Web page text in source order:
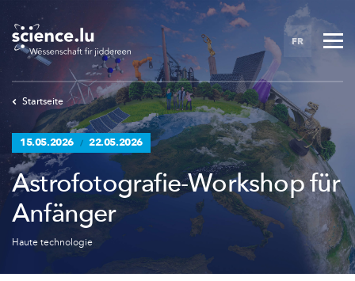
to
main
content
FR
Startseite
15.05.2026 / 22.05.2026
Astrofotografie-Workshop für
Anfänger
Haute technologie